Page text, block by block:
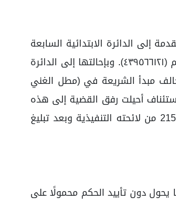
إلى الدائرة الابتدائية السابعة
بالمحكمة التجارية بالرياض إلزام المدعى عليها بالتعويض بمبلغ قدره (٨٠,٠٠٠) ثمانون ألف ريال، وذلك تعويضًا عن الدعوى المنظورة أمام الدائرة برقم (٤٣٩٥٦٦١٢١). وبإحالتها إلى الدائرة
مبدأ الشريعة في (مطل الغني
في الاستئناف أحيلت رفق القضية إلى هذه
الدائرة التي حددت لها جلسة علنية عبر الاتصال المرئي اليوم بتاريخ 26/10/1444هـ، واستنادًا إلى المادة 78 من نظام المحاكم التجارية والمادة 215 من لائحته التنفيذية وبعد تبليغ
يحول دون تأييد الحكم محمولًا على